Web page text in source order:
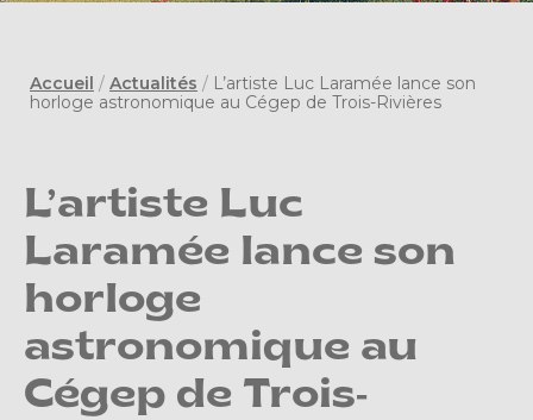
Accueil / Actualités / L’artiste Luc Laramée lance son
horloge astronomique au Cégep de Trois-Rivières
L’artiste Luc
Laramée lance son
horloge
astronomique au
Cégep de Trois-